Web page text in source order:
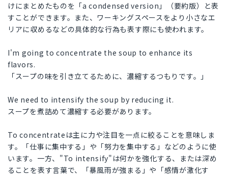
けにまとめたものを「a condensed version」（要約版）と表
すことができます。また、ワーキングスペースをより小さなエ
リアに収めるなどの具体的な行為も表す際にも使われます。
I'm going to concentrate the soup to enhance its
flavors.
「スープの味を引き立てるために、濃縮するつもりです。」
We need to intensify the soup by reducing it.
スープを煮詰めて濃縮する必要があります。
To concentrateは主に力や注目を一点に絞ることを意味しま
す。「仕事に集中する」や「努力を集中する」などのように使
います。一方、"To intensify"は何かを強化する、または深め
ることを表す言葉で、「暴風雨が強まる」や「感情が激化す